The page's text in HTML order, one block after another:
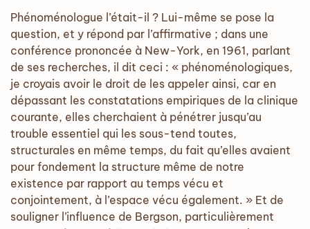
Phénoménologue l’était-il ? Lui-même se pose la
question, et y répond par l’affirmative ; dans une
conférence prononcée à New-York, en 1961, parlant
de ses recherches, il dit ceci : « phénoménologiques,
je croyais avoir le droit de les appeler ainsi, car en
dépassant les constatations empiriques de la clinique
courante, elles cherchaient à pénétrer jusqu’au
trouble essentiel qui les sous-tend toutes,
structurales en même temps, du fait qu’elles avaient
pour fondement la structure même de notre
existence par rapport au temps vécu et
conjointement, à l’espace vécu également. » Et de
souligner l’influence de Bergson, particulièrement